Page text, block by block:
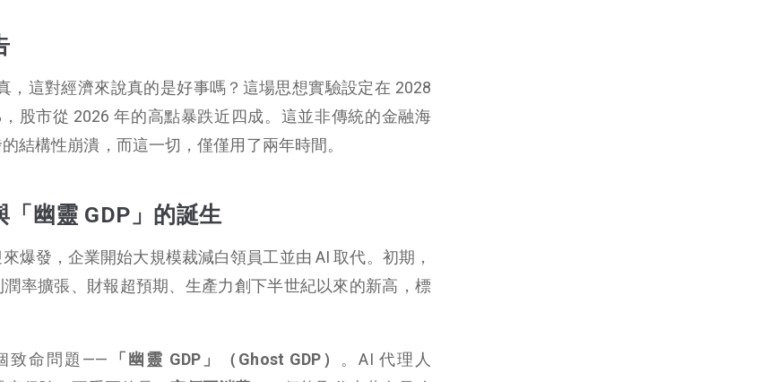
，這對經濟來說真的是好事嗎？這場思想實驗設定在 2028
股市從 2026 年的高點暴跌近四成。這並非傳統的金融海
結構性崩潰，而這一切，僅僅用了兩年時間。
幽靈 GDP」的誕生
爆發，企業開始大規模裁減白領員工並由 AI 取代。初期，
率擴張、財報超預期、生產力創下半世紀以來的新高，標
致命問題—— 「幽靈 GDP」（Ghost GDP） 。AI 代理人